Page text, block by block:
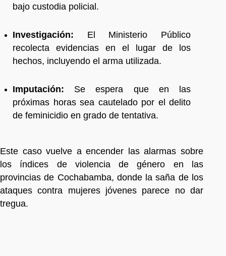
bajo custodia policial.
Investigación: El Ministerio Público
recolecta evidencias en el lugar de los
hechos, incluyendo el arma utilizada.
Imputación: Se espera que en las
próximas horas sea cautelado por el delito
de feminicidio en grado de tentativa.
Este caso vuelve a encender las alarmas sobre
los índices de violencia de género en las
provincias de Cochabamba, donde la saña de los
ataques contra mujeres jóvenes parece no dar
tregua.